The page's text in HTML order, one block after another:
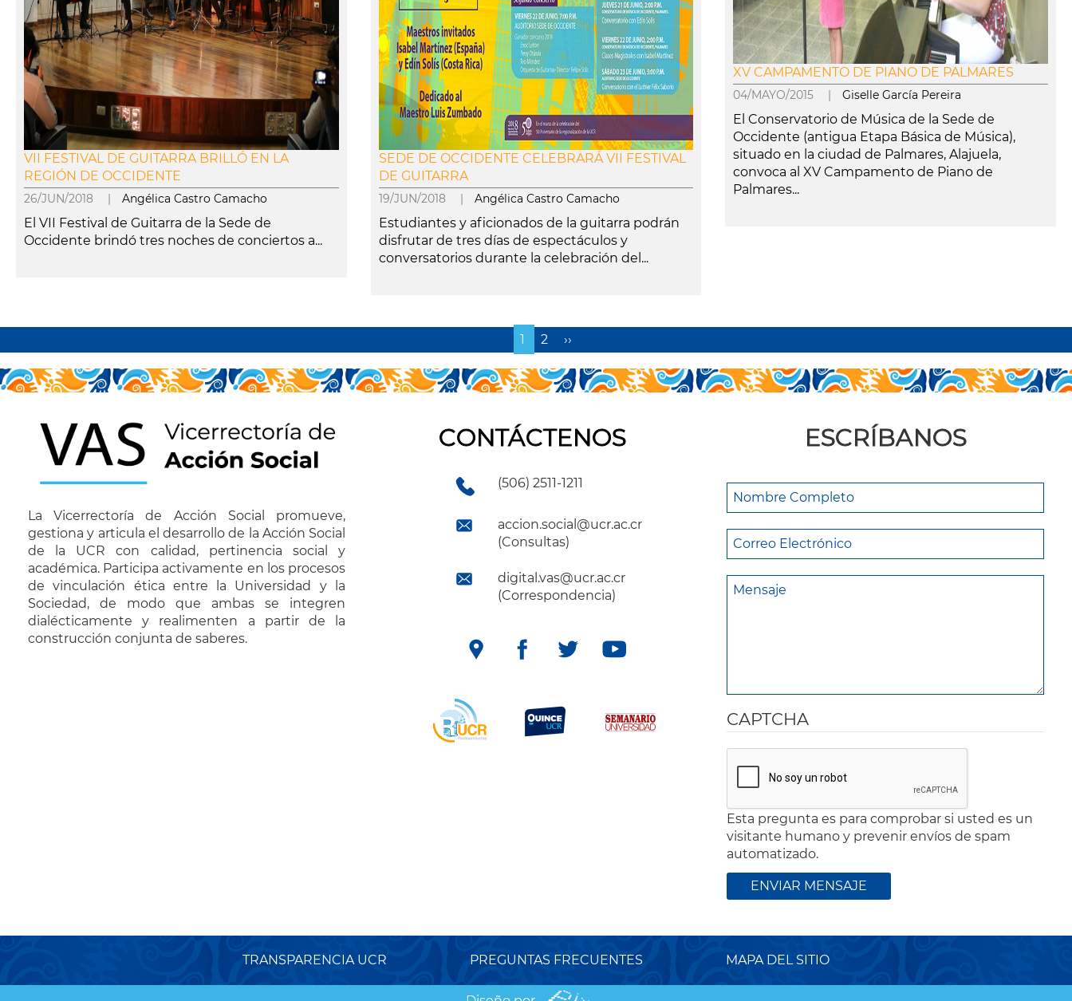
VII FESTIVAL DE GUITARRA BRILLÓ EN LA
REGIÓN DE OCCIDENTE
26/JUN/2018 | Angélica Castro Camacho
El VII Festival de Guitarra de la Sede de
Occidente brindó tres noches de conciertos a...
SEDE DE OCCIDENTE CELEBRARÁ VII FESTIVAL
DE GUITARRA
19/JUN/2018 | Angélica Castro Camacho
Estudiantes y aficionados de la guitarra podrán
disfrutar de tres días de espectáculos y
conversatorios durante la celebración del...
XV CAMPAMENTO DE PIANO DE PALMARES
04/MAYO/2015 |Giselle García Pereira
El Conservatorio de Música de la Sede de
Occidente (antigua Etapa Básica de Música),
situado en la ciudad de Palmares, Alajuela,
convoca al XV Campamento de Piano de
Palmares...
Página
actual
1 Page
2
Siguiente
página
››
La Vicerrectoría de Acción Social promueve,
gestiona y articula el desarrollo de la Acción Social
de la UCR con calidad, pertinencia social y
académica. Participa activamente en los procesos
de vinculación ética entre la Universidad y la
Sociedad, de modo que ambas se integren
dialécticamente y realimenten a partir de la
construcción conjunta de saberes.
CONTÁCTENOS
(506) 2511-1211
accion.social@ucr.ac.cr
(Consultas)
digital.vas@ucr.ac.cr
(Correspondencia)
ESCRÍBANOS
CAPTCHA
Esta pregunta es para comprobar si usted es un
visitante humano y prevenir envíos de spam
automatizado.
TRANSPARENCIA UCR PREGUNTAS FRECUENTES MAPA DEL SITIO